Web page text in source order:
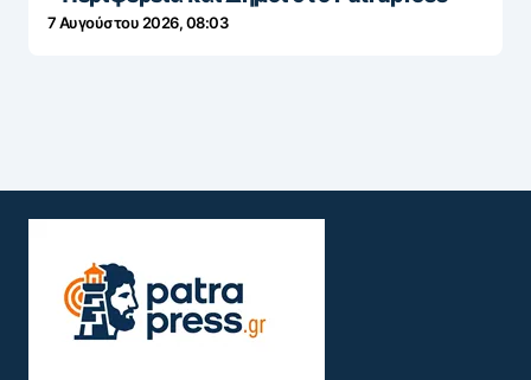
7 Αυγούστου 2026, 08:03